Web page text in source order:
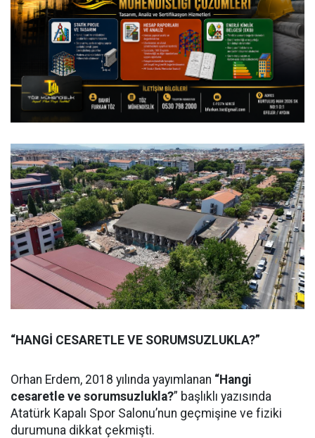
“HANGİ CESARETLE VE SORUMSUZLUKLA?”
Orhan Erdem, 2018 yılında yayımlanan “Hangi
cesaretle ve sorumsuzlukla?” başlıklı yazısında
Atatürk Kapalı Spor Salonu’nun geçmişine ve fiziki
durumuna dikkat çekmişti.